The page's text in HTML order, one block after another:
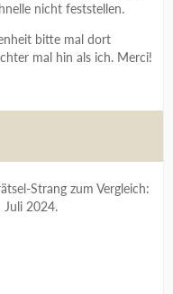
nicht feststellen.
bitte mal dort
mal hin als ich. Merci!
Strang zum Vergleich:
Juli 2024.